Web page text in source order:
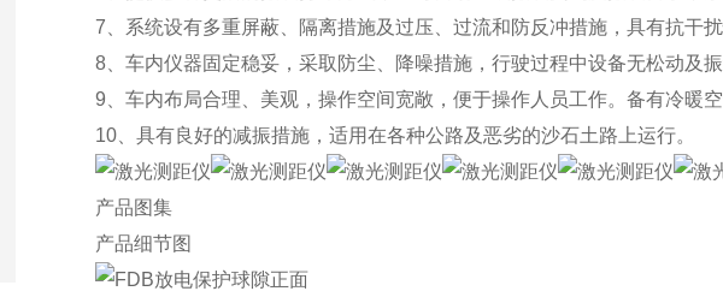
7、系统设有多重屏蔽、隔离措施及过压、过流和防反冲措施，具有抗干
8、车内仪器固定稳妥，采取防尘、降噪措施，行驶过程中设备无松动及振
9、车内布局合理、美观，操作空间宽敞，便于操作人员工作。备有冷暖
10、具有良好的减振措施，适用在各种公路及恶劣的沙石土路上运行。
产品图集
产品细节图